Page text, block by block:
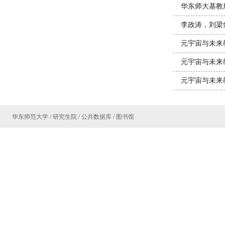
华东师大基
李政涛，刘梁
元宇宙与未
元宇宙与未
元宇宙与未来
华东师范大学 /研究生院 /公共数据库 / 图书馆